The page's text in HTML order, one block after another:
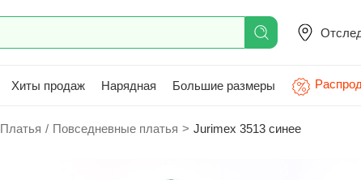
Хиты продаж Нарядная Большие размеры
Платья / Повседневные платья > Jurimex 3513 синее